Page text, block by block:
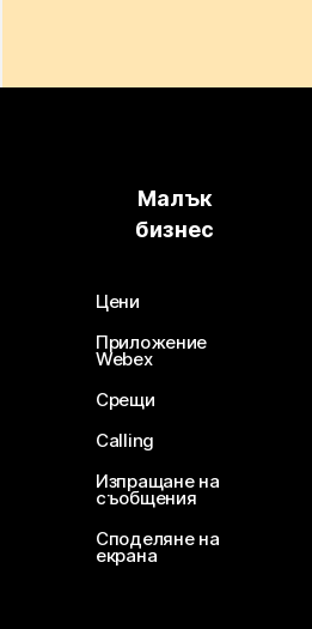
Малък
бизнес
Цени
Приложение
Webex
Срещи
Calling
Изпращане на
съобщения
Споделяне на
екрана